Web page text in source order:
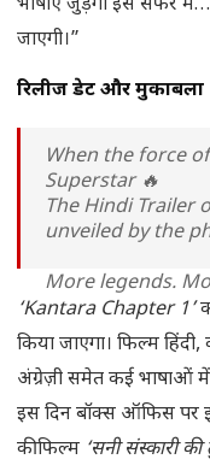
भाषाएं जुड़ेंगी इस सफर
जाएगी।”
रिलीज डेट और मुकाबला
When the force
Superstar 🔥
The Hindi Trailer
unveiled by the
More legends.
The roar of
world. Stay
on…
— Rishab Shetty
2025
‘Kantara Chapter 1’
किया जाएगा। फिल्म
अंग्रेज़ी समेत कई भाषाओं
इस दिन बॉक्स ऑफिस पर
की फिल्म ‘सनी संस्कारी